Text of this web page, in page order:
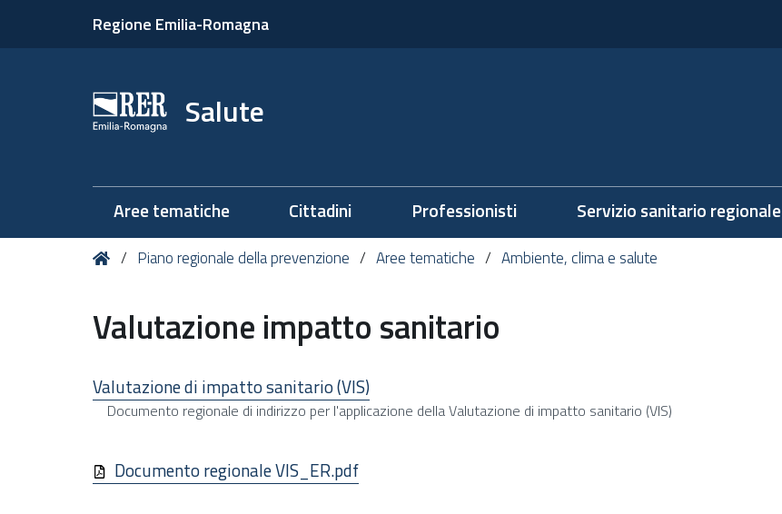
Regione Emilia-Romagna
Salute
Aree tematiche Cittadini Professionisti Servizio sanitario regionale
Tu HomePiano regionale della prevenzione Aree tematiche Ambiente, clima e salute
Valutazione impatto sanitario
Valutazione di impatto sanitario (VIS)
Documento regionale di indirizzo per l'applicazione della Valutazione di impatto sanitario (VIS)
Documento regionale VIS_ER.pdf